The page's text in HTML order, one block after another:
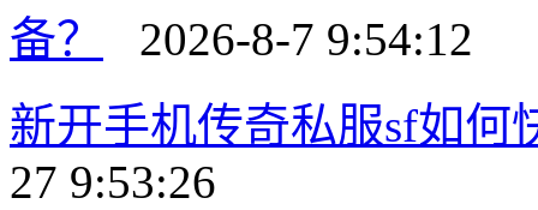
备？
2026-8-7 9:54:12
新开手机传奇私服sf如何
27 9:53:26